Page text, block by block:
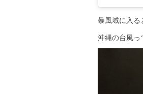
暴風域に入る
沖縄の台風っ